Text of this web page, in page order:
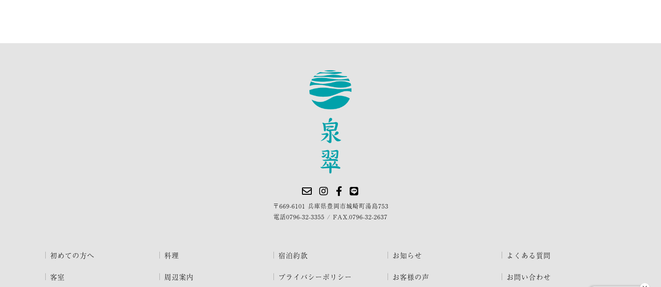
〒669-6101 兵庫県豊岡市城崎町湯島753
電話0796-32-3355 / FAX.0796-32-2637
初めての方へ
客室
料理
周辺案内
宿泊約款
プライバシーポリシー
お知らせ
お客様の声
よくある質問
お問い合わせ